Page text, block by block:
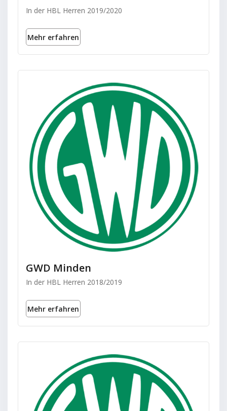
In der HBL Herren 2019/2020
Mehr erfahren
GWD Minden
In der HBL Herren 2018/2019
Mehr erfahren